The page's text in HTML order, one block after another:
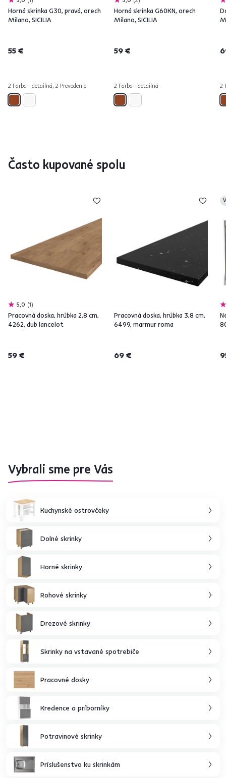
Horná skrinka G30, pravá, orech
Milano, SICILIA
55 €
2 Farba - detailná, 2 Prevedenie
Horná skrinka G60KN, orech
Milano, SICILIA
59 €
2 Farba - detailná 2
Často kupované spolu
5,0 1
Pracovná doska, hrúbka 2,8 cm,
4262, dub lancelot
59 €
Pracovná doska, hrúbka 3,8 cm,
6499, marmur roma
69 €
Vybrali sme pre Vás
Kuchynské ostrovčeky
Dolné skrinky
Horné skrinky
Rohové skrinky
Drezové skrinky
Skrinky na vstavané spotrebiče
Pracovné dosky
Kredence a príborníky
Potravinové skrinky
Príslušenstvo ku skrinkám